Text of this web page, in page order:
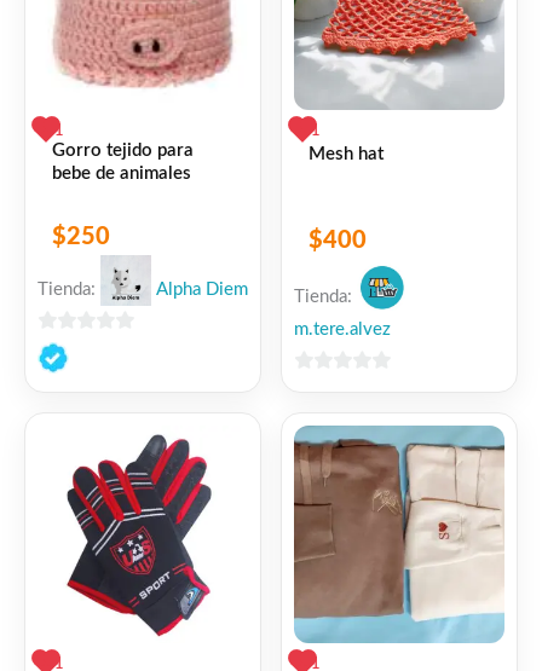
1
Gorro tejido para
bebe de animales
$250
Tienda: Alpha Diem
0
de
1
Mesh hat
$400
Tienda:
m.tere.alvez
5
1 1